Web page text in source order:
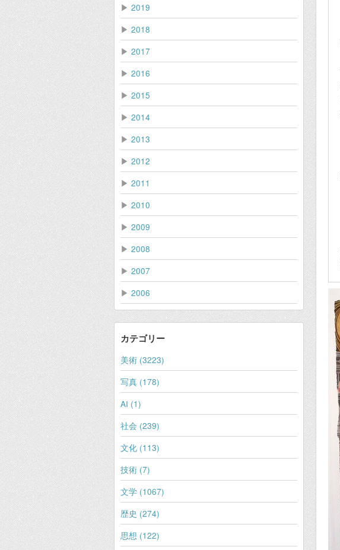
▶ 2019
▶ 2018
▶ 2017
▶ 2016
▶ 2015
▶ 2014
▶ 2013
▶ 2012
▶ 2011
▶ 2010
▶ 2009
▶ 2008
▶ 2007
▶ 2006
カテゴリー
美術 (3223)
写真 (178)
AI (1)
社会 (239)
文化 (113)
技術 (7)
文学 (1067)
歴史 (274)
思想 (122)